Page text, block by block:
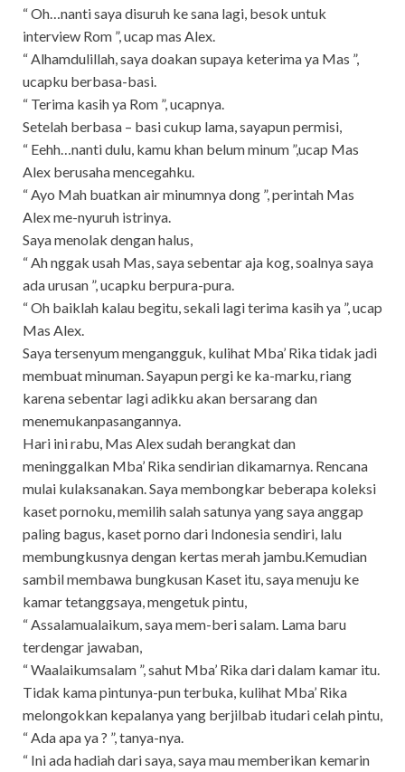
“ Oh…nanti saya disuruh ke sana lagi, besok untuk
interview Rom ”, ucap mas Alex.
“ Alhamdulillah, saya doakan supaya keterima ya Mas ”,
ucapku berbasa-basi.
“ Terima kasih ya Rom ”, ucapnya.
Setelah berbasa – basi cukup lama, sayapun permisi,
“ Eehh…nanti dulu, kamu khan belum minum ”,ucap Mas
Alex berusaha mencegahku.
“ Ayo Mah buatkan air minumnya dong ”, perintah Mas
Alex me-nyuruh istrinya.
Saya menolak dengan halus,
“ Ah nggak usah Mas, saya sebentar aja kog, soalnya saya
ada urusan ”, ucapku berpura-pura.
“ Oh baiklah kalau begitu, sekali lagi terima kasih ya ”, ucap
Mas Alex.
Saya tersenyum mengangguk, kulihat Mba’ Rika tidak jadi
membuat minuman. Sayapun pergi ke ka-marku, riang
karena sebentar lagi adikku akan bersarang dan
menemukanpasangannya.
Hari ini rabu, Mas Alex sudah berangkat dan
meninggalkan Mba’ Rika sendirian dikamarnya. Rencana
mulai kulaksanakan. Saya membongkar beberapa koleksi
kaset pornoku, memilih salah satunya yang saya anggap
paling bagus, kaset porno dari Indonesia sendiri, lalu
membungkusnya dengan kertas merah jambu.Kemudian
sambil membawa bungkusan Kaset itu, saya menuju ke
kamar tetanggsaya, mengetuk pintu,
“ Assalamualaikum, saya mem-beri salam. Lama baru
terdengar jawaban,
“ Waalaikumsalam ”, sahut Mba’ Rika dari dalam kamar itu.
Tidak kama pintunya-pun terbuka, kulihat Mba’ Rika
melongokkan kepalanya yang berjilbab itudari celah pintu,
“ Ada apa ya ? ”, tanya-nya.
“ Ini ada hadiah dari saya, saya mau memberikan kemarin